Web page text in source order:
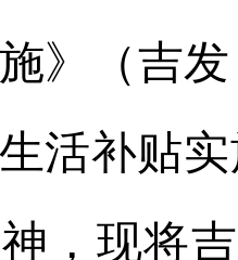
》（吉
活补贴
，现将